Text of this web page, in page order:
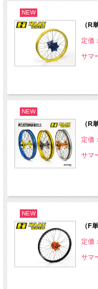
NEW
（R
定価
サマ
NEW
（R
定価
サマ
NEW
（F
定価
サマ